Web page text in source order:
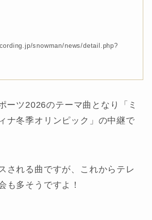
snowman/news/detail.php?
ーツ2026のテーマ曲となり「ミ
ナ冬季オリンピック」の中継で
される曲ですが、これからテレ
も多そうですよ！